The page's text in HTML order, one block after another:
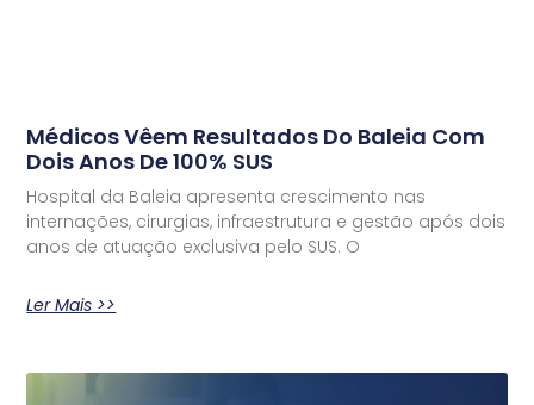
Médicos Vêem Resultados Do Baleia Com
Dois Anos De 100% SUS
Hospital da Baleia apresenta crescimento nas
internações, cirurgias, infraestrutura e gestão após dois
anos de atuação exclusiva pelo SUS. O
Ler Mais >>